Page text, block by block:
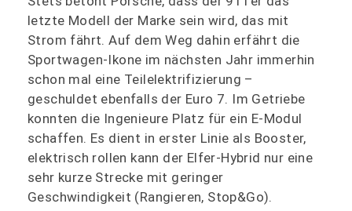
letzte Modell der Marke sein wird, das mit
Strom fährt. Auf dem Weg dahin erfährt die
Sportwagen-Ikone im nächsten Jahr immerhin
schon mal eine Teilelektrifizierung –
geschuldet ebenfalls der Euro 7. Im Getriebe
konnten die Ingenieure Platz für ein E-Modul
schaffen. Es dient in erster Linie als Booster,
elektrisch rollen kann der Elfer-Hybrid nur eine
sehr kurze Strecke mit geringer
Geschwindigkeit (Rangieren, Stop&Go).